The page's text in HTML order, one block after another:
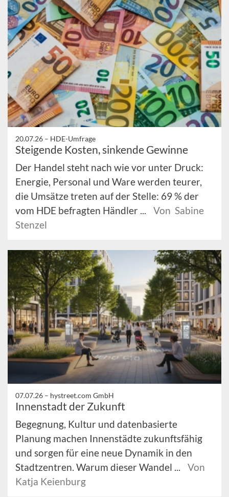
20.07.26 – HDE-Umfrage
Steigende Kosten, sinkende Gewinne
Der Handel steht nach wie vor unter Druck:
Energie, Personal und Ware werden teurer,
die Umsätze treten auf der Stelle: 69 % der
vom HDE befragten Händler ...
Von Sabine
Stenzel
07.07.26 – hystreet.com GmbH
Innenstadt der Zukunft
Begegnung, Kultur und datenbasierte
Planung machen Innenstädte zukunftsfähig
und sorgen für eine neue Dynamik in den
Stadtzentren. Warum dieser Wandel ...
Von
Katja Keienburg